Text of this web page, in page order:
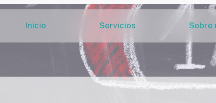
Inicio Servicios Sobre